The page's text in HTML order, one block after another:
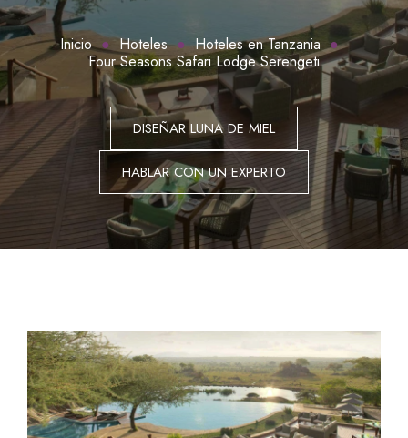
Inicio Hoteles
Hoteles en Tanzania
Four Seasons Safari Lodge Serengeti
DISEÑAR LUNA DE MIEL
HABLAR CON UN EXPERTO